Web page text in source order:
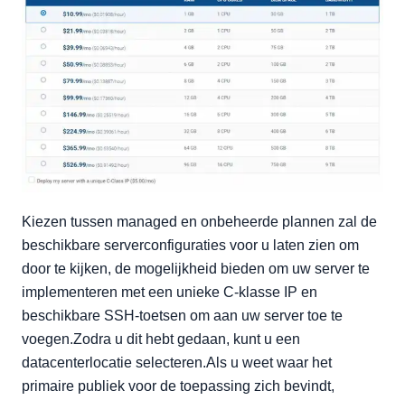
Kiezen tussen managed en onbeheerde plannen zal de
beschikbare serverconfiguraties voor u laten zien om
door te kijken, de mogelijkheid bieden om uw server te
implementeren met een unieke C-klasse IP en
beschikbare SSH-toetsen om aan uw server toe te
voegen.Zodra u dit hebt gedaan, kunt u een
datacenterlocatie selecteren.Als u weet waar het
primaire publiek voor de toepassing zich bevindt,